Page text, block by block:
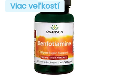
Viac veľkostí